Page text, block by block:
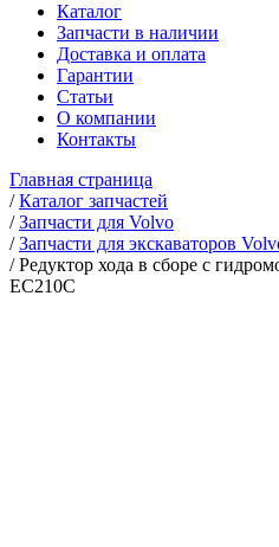
Каталог
Запчасти в наличии
Доставка и оплата
Гарантии
Статьи
О компании
Контакты
Главная страница
/Каталог запчастей
/Запчасти для Volvo
/Запчасти для экскаваторов
/Редуктор хода в сборе с
EC210C